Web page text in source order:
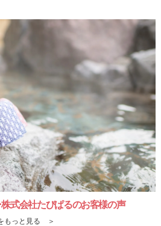
式会社たびぱるのお客様の声
もっと見る ＞